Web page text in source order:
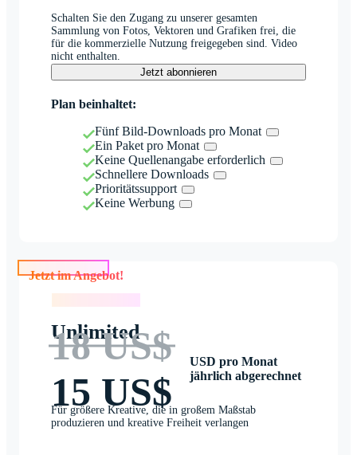
Schalten Sie den Zugang zu unserer gesamten
Sammlung von Fotos, Vektoren und Grafiken frei, die
für die kommerzielle Nutzung freigegeben sind. Video
nicht enthalten.
Jetzt abonnieren
Plan beinhaltet:
Fünf Bild-Downloads pro Monat
Ein Paket pro Monat
Keine Quellenangabe erforderlich
Schnellere Downloads
Prioritätssupport
Keine Werbung
Jetzt im Angebot!
Unlimited
18 US$
15 US$
USD pro Monat
jährlich abgerechnet
Für größere Kreative, die in großem Maßstab
produzieren und kreative Freiheit verlangen